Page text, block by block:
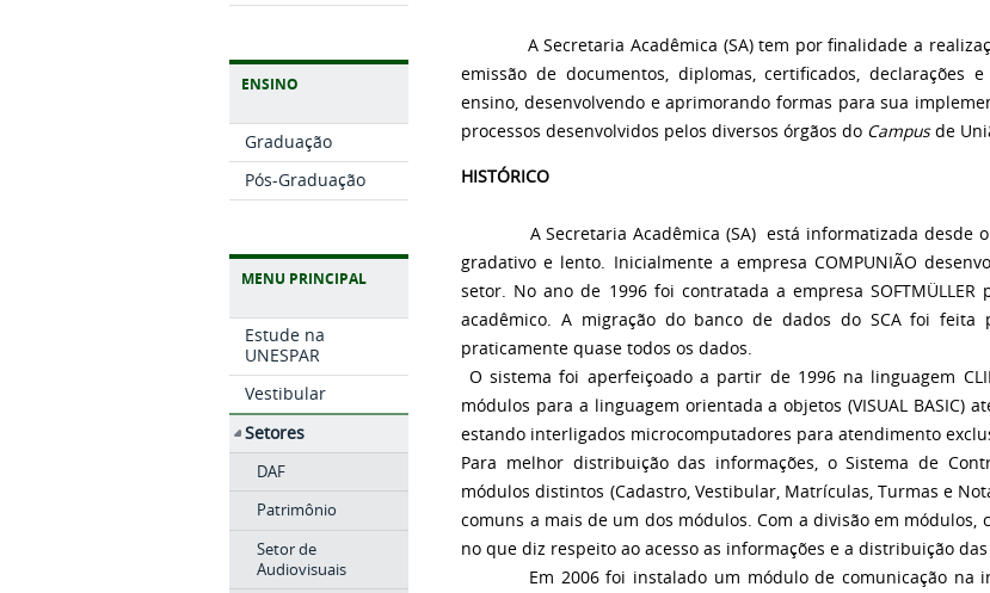
ENSINO
Graduação
Pós-Graduação
MENU PRINCIPAL
Estude na
UNESPAR
Vestibular
Setores
DAF
Patrimônio
Setor de
Audiovisuais
A Secretaria Acadêmica (SA) tem por finalidade a
emissão de documentos, diplomas, certificados,
ensino, desenvolvendo e aprimorando formas para sua
processos desenvolvidos pelos diversos órgãos do Campusde
HISTÓRICO
A Secretaria Acadêmica (SA) está informatizada desde o
gradativo e lento. Inicialmente a empresa COMPUNIÃO
setor. No ano de 1996 foi contratada a empresa
acadêmico. A migração do banco de dados do SCA foi feita
praticamente quase todos os dados.
O sistema foi aperfeiçoado a partir de 1996 na linguagem
módulos para a linguagem orientada a objetos (VISUAL BASIC)
estando interligados microcomputadores para atendimento
Para melhor distribuição das informações, o Sistema de
módulos distintos (Cadastro, Vestibular, Matrículas, Turmas e
comuns a mais de um dos módulos. Com a divisão em
no que diz respeito ao acesso as informações e a distribuição
Em 2006 foi instalado um módulo de comunicação na